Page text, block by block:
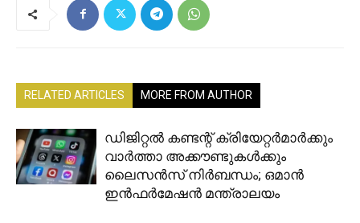
RELATED ARTICLES MORE FROM AUTHOR
ഡിജിറ്റൽ കണ്ടന്റ് ക്രിയേറ്റർമാർക്കും
വാർത്താ അക്കൗണ്ടുകൾക്കും
ലൈസൻസ് നിർബന്ധം; ഒമാൻ
ഇൻഫർമേഷൻ മന്ത്രാലയം